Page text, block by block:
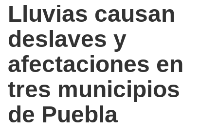
Lluvias causan
deslaves y
afectaciones en
tres municipios
de Puebla